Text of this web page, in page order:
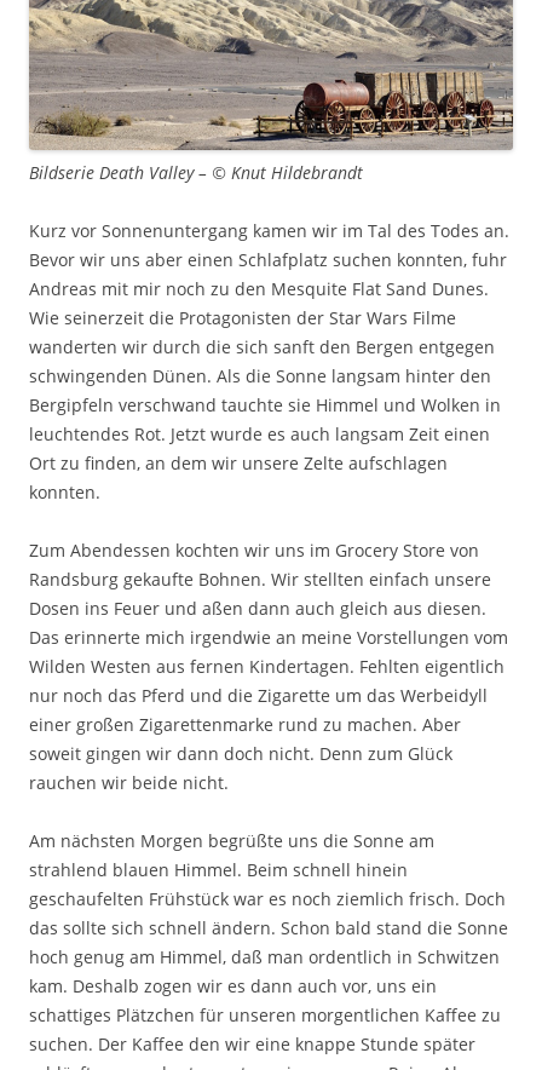
Bildserie Death Valley – © Knut Hildebrandt
Kurz vor Sonnenuntergang kamen wir im Tal des Todes an.
Bevor wir uns aber einen Schlafplatz suchen konnten, fuhr
Andreas mit mir noch zu den Mesquite Flat Sand Dunes.
Wie seinerzeit die Protagonisten der Star Wars Filme
wanderten wir durch die sich sanft den Bergen entgegen
schwingenden Dünen. Als die Sonne langsam hinter den
Bergipfeln verschwand tauchte sie Himmel und Wolken in
leuchtendes Rot. Jetzt wurde es auch langsam Zeit einen
Ort zu finden, an dem wir unsere Zelte aufschlagen
konnten.
Zum Abendessen kochten wir uns im Grocery Store von
Randsburg gekaufte Bohnen. Wir stellten einfach unsere
Dosen ins Feuer und aßen dann auch gleich aus diesen.
Das erinnerte mich irgendwie an meine Vorstellungen vom
Wilden Westen aus fernen Kindertagen. Fehlten eigentlich
nur noch das Pferd und die Zigarette um das Werbeidyll
einer großen Zigarettenmarke rund zu machen. Aber
soweit gingen wir dann doch nicht. Denn zum Glück
rauchen wir beide nicht.
Am nächsten Morgen begrüßte uns die Sonne am
strahlend blauen Himmel. Beim schnell hinein
geschaufelten Frühstück war es noch ziemlich frisch. Doch
das sollte sich schnell ändern. Schon bald stand die Sonne
hoch genug am Himmel, daß man ordentlich in Schwitzen
kam. Deshalb zogen wir es dann auch vor, uns ein
schattiges Plätzchen für unseren morgentlichen Kaffee zu
suchen. Der Kaffee den wir eine knappe Stunde später